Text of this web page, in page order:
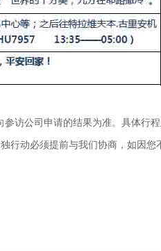
访公司申请的结果为准。具体行
行动必须提前与我们协商，如因您